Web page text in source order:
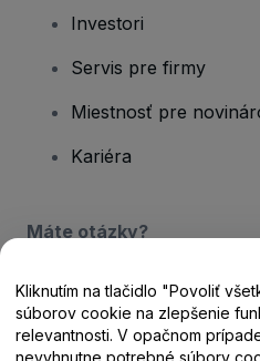
Investori
Servis pre firmy
Miestnosť pre
Kariéra
Máte otázky?
Centrum pomoci /
Kliknutím na tlačidlo "Povoliť
súborov cookie na zlepšenie
relevantnosti. V opačnom
nevyhnutne potrebné súbory